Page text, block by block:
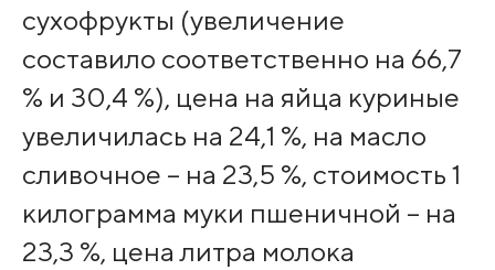
сухофрукты (увеличение
составило соответственно на 66,7
% и 30,4 %), цена на яйца куриные
увеличилась на 24,1 %, на масло
сливочное – на 23,5 %, стоимость 1
килограмма муки пшеничной – на
23,3 %, цена литра молока